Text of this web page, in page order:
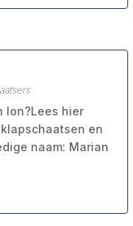
Ion?Lees hier
en
naam: Marian